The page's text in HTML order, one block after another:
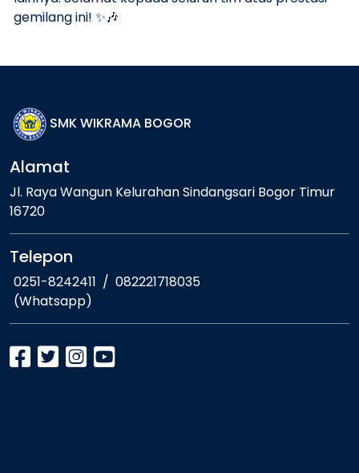
gemilang ini! ✨🎶
SMK WIKRAMA BOGOR
Alamat
Jl. Raya Wangun Kelurahan Sindangsari Bogor Timur
16720
Telepon
0251-8242411 / 082221718035
(Whatsapp)